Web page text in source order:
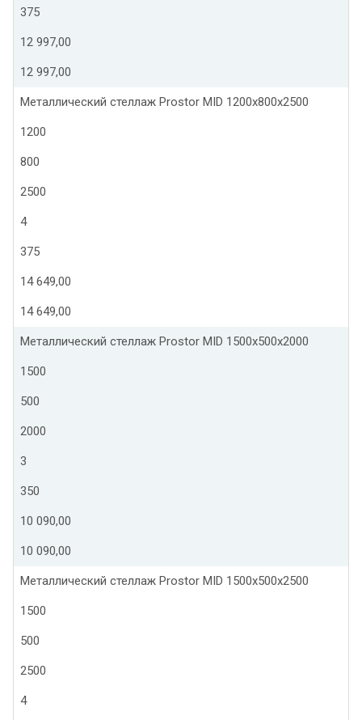
375
12 997,00
12 997,00
Металлический стеллаж Prostor MID 1200x800x2500
1200
800
2500
4
375
14 649,00
14 649,00
Металлический стеллаж Prostor MID 1500x500x2000
1500
500
2000
3
350
10 090,00
10 090,00
Металлический стеллаж Prostor MID 1500x500x2500
1500
500
2500
4